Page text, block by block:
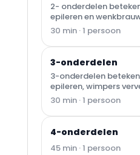
2- onderdelen
epileren en
of bijv wimpers verven
bovenlip harsen Het is
noodzakelijk om door
welke onderdelen u
gedaan wil hebben.
de salon bespreken.
30 min · 1 persoon
3-onderdelen
3-onderdelen
epileren, wimpers
bovenlip harsen
30 min · 1 persoon
4-onderdelen
45 min · 1 persoon